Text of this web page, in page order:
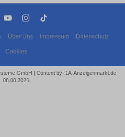
Über Uns Impressum Datenschutz
Cookies
GmbH | Content by: 1A-Anzeigenmarkt.de
08.08.2026